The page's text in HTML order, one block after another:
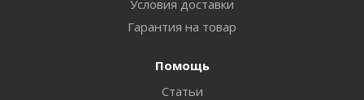
Условия доставки
Гарантия на товар
Помощь
Статьи